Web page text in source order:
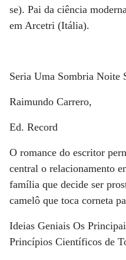
se). Pai da ciência
em Arcetri (Itália).
Seria Uma Sombria Noite
Raimundo Carrero,
Ed. Record
O romance do escritor
central o relacionamento
família que decide ser
camelô que toca corneta
Ideias Geniais Os
Princípios Científicos de